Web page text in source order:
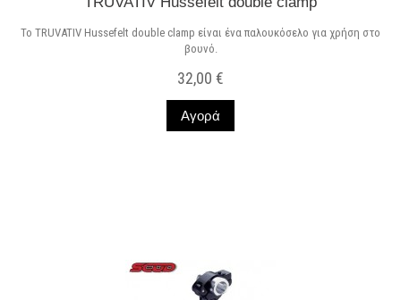
Το TRUVATIV Hussefelt double clamp είναι ένα παλουκόσελο για χρήση στο
βουνό.
32,00 €
Αγορά